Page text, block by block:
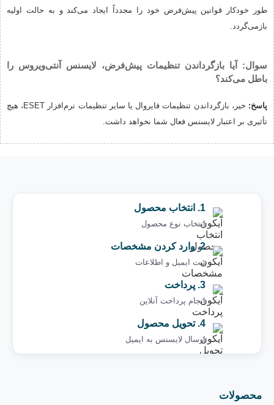
طور خودکار قوانین پیش‌فرض خود را مجدداً ایجاد می‌کند و به حالت اولیه
بازمی‌گردد.
سوال: آیا بازگرداندن تنظیمات پیش‌فرض، لایسنس آنتی‌ویروس را
باطل می‌کند؟
پاسخ:
خیر، بازگرداندن تنظیمات فایروال یا سایر تنظیمات نرم‌افزار ESET، هیچ
تأثیری بر اعتبار لایسنس فعال شما نخواهد داشت.
1. انتخاب محصول
انتخاب نوع محصول
2. وارد کردن مشخصات
ثبت ایمیل و اطلاعات
3. پرداخت
انجام پرداخت آنلاین
4. تحویل محصول
ارسال لایسنس به ایمیل ‌
محصولات